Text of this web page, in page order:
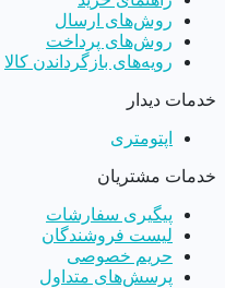
روش‌های ارسال
روش‌های پرداخت
رویه‌های بازگرداندن کالا
خدمات دیدار
اپتومتری
خدمات مشتریان
پیگیری سفارشات
لیست فروشندگان
حریم خصوصی
پرسش‌های متداول